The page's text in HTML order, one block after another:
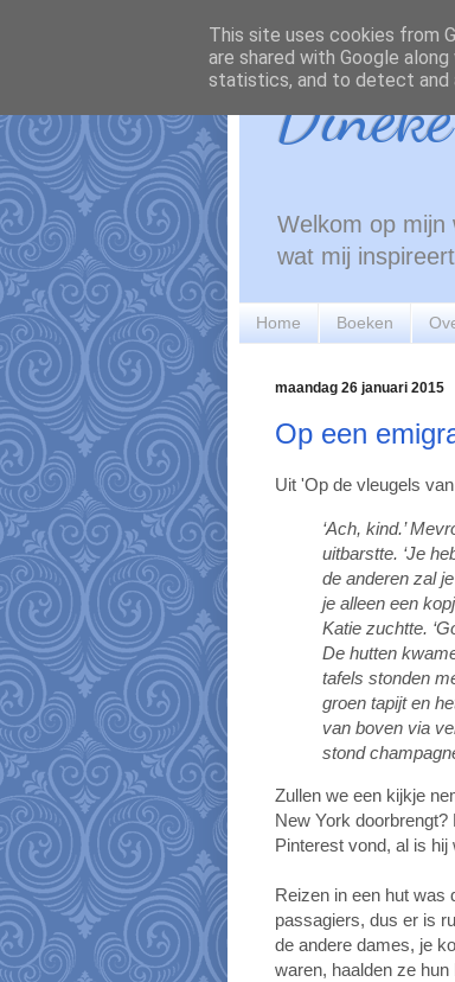
Welkom op mijn
wat mij
Home Boeken
maandag 26 januari 2015
Op een
Uit 'Op de vleugels
‘Ach, kind.’
uitbarstte. ‘Je
de anderen zal
je alleen een
Katie zuchtte.
De hutten
tafels stonden
groen tapijt en
van boven via
stond
Zullen we een kijkje
New York
Pinterest vond, al is
Reizen in een hut was
passagiers, dus er is
de andere dames, je
waren, haalden ze
This site uses cookies from
are shared with Google
statistics, and to detect and